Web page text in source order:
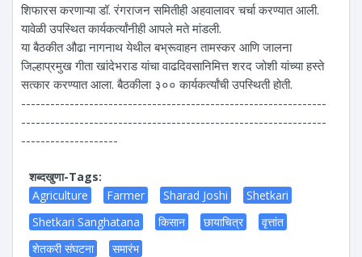
शिफारस करणाऱ्या डॉ. रंगराजन समितीही अहवालावर चर्चा करण्यात आली.
यावेळी उपस्थित कार्यकर्त्यांनीही आपले मते मांडली.
या बैठकीत औढा नागनाथ येथील बभ्रूवाहन तामस्कर आणि जालना
जिल्हाप्रमुख गीता खांदेभराड यांचा वाढदिवसानिमित्त शरद जोशी यांच्या हस्ते
सत्कार करण्यात आला. बैठकीला ३०० कार्यकर्त्यांची उपस्थिती होती.
---------------------------------------------------------------
---------------------------------------------------------------
--------------------
शब्दखुणा-Tags:
Agriculture
Farmer Sharad Joshi
Shetkari
Shetkari Sanghatana
किसान छायाचित्र
वृत्तांत
शेतकरी संघटना
समारंभ